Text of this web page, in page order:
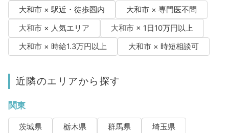
大和市 × 駅近・徒歩圏内
大和市 × 専門医不問
大和市 × 人気エリア
大和市 × 1日10万円以上
大和市 × 時給1.3万円以上
大和市 × 時短相談可
近隣のエリアから探す
関東
茨城県 栃木県 群馬県
埼玉県